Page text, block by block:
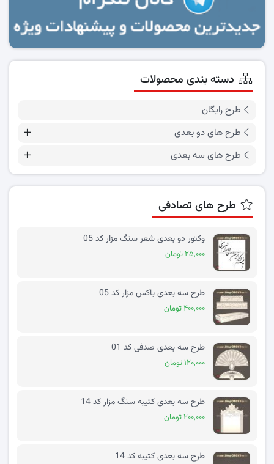
دسته بندی محصولات
طرح رایگان
طرح های دو بعدی
طرح های سه بعدی
طرح های تصادفی
وکتور دو بعدی شعر سنگ مزار کد 05
۲۵,۰۰۰ تومان
طرح سه بعدی باکس مزار کد 05
۴۰۰,۰۰۰ تومان
طرح سه بعدی صدفی کد 01
۱۲۰,۰۰۰ تومان
طرح سه بعدی کتیبه سنگ مزار کد 14
۲۰۰,۰۰۰ تومان
طرح سه بعدی کتیبه کد 14